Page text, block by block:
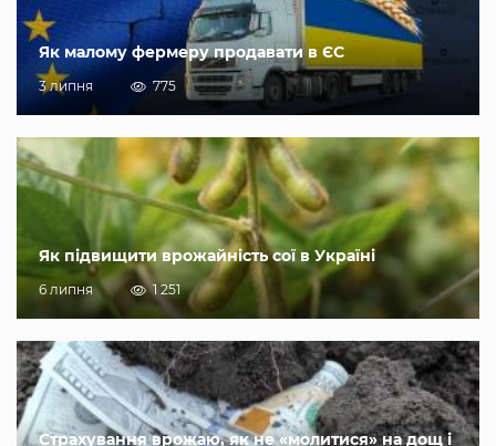
Як малому фермеру продавати в ЄС
3 липня 775
Як підвищити врожайність сої в Україні
6 липня 1 251
Страхування врожаю, як не «молитися» на дощ і